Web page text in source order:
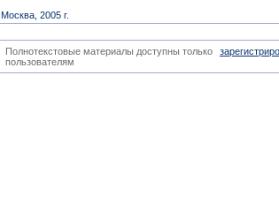
Москва, 2005 г.
Полнотекстовые материалы доступны только
пользователям